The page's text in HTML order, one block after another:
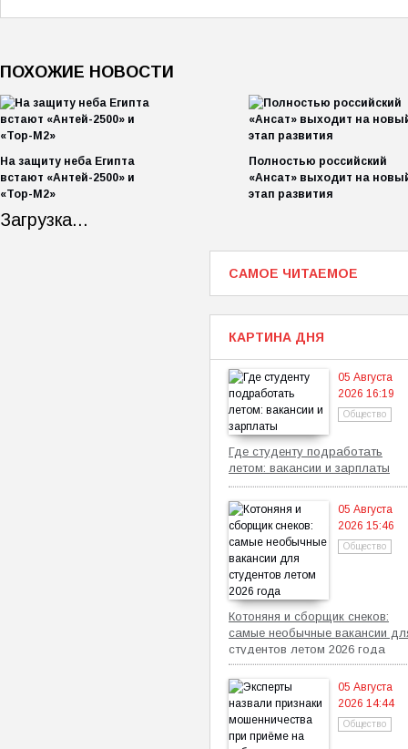
ПОХОЖИЕ НОВОСТИ
На защиту неба Египта
встают «Антей-2500» и
«Тор-М2»
Полностью российский
«Ансат» выходит на
этап развития
Загрузка...
САМОЕ ЧИТАЕМОЕ
КАРТИНА ДНЯ
05 Августа
2026 16:19
Общество
Где студенту подработать
летом: вакансии и зарплаты
05 Августа
2026 15:46
Общество
Котоняня и сборщик снеков:
самые необычные вакансии
студентов летом 2026 года
05 Августа
2026 14:44
Общество